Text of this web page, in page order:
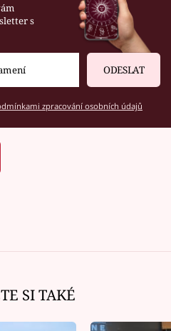
s
ODESLAT
zpracování osobních údajů
SI TAKÉ